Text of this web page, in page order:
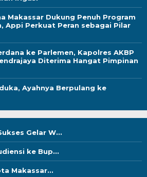
Makassar Dukung Penuh Program
Appi Perkuat Peran sebagai Pilar
ke Parlemen, Kapolres AKBP
Diterima Hangat Pimpinan
Ayahnya Berpulang ke
Gelar W...
ke Bup...
Makassar...